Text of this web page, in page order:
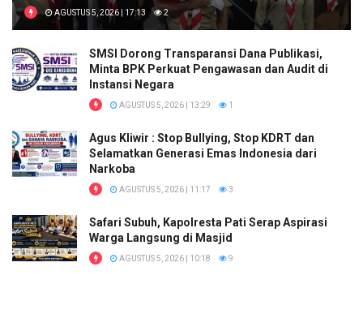
AGUSTUS 5, 2026 | 17:13 2
SMSI Dorong Transparansi Dana Publikasi,
Minta BPK Perkuat Pengawasan dan Audit di
Instansi Negara
AGUSTUS 5, 2026 | 13:29 1
Agus Kliwir : Stop Bullying, Stop KDRT dan
Selamatkan Generasi Emas Indonesia dari
Narkoba
AGUSTUS 5, 2026 | 11:17 3
Safari Subuh, Kapolresta Pati Serap Aspirasi
Warga Langsung di Masjid
AGUSTUS 5, 2026 | 10:18 9